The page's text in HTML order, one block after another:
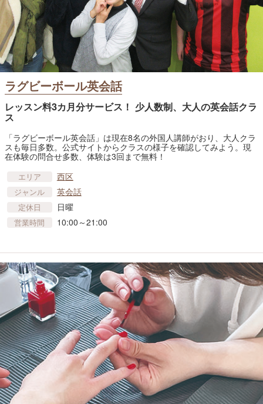
ラグビーボール英会話
レッスン料3カ月分サービス！ 少人数制、大人の英会話クラ
ス
「ラグビーボール英会話」は現在8名の外国人講師がおり、大人クラ
スも毎日多数。公式サイトからクラスの様子を確認してみよう。現
在体験の問合せ多数、体験は3回まで無料！
エリア 西区
ジャンル 英会話
定休日 日曜
営業時間 10:00～21:00